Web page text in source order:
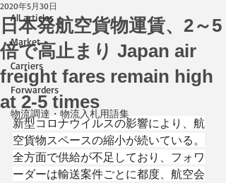
All articles
Market
Carriers
Forwarders
物流調達・物流入札用語集
日本発航空貨物運賃、2～5
倍で高止まり Japan air
freight fares remain high
at 2-5 times
2020年5月30日
新型コロナウイルスの影響により、航
空貨物スペースの縮小が続いている。
全方面で供給が不足しており、フォワ
ーダーは輸送案件ごとに都度、航空会